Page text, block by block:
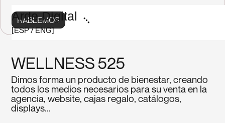
Arde.Digital
[ESP/ENG]
HABLEMOS
WELLNESS 525
Dimos forma un producto de bienestar, creando
todos los medios necesarios para su venta en la
agencia, website, cajas regalo, catálogos,
displays...